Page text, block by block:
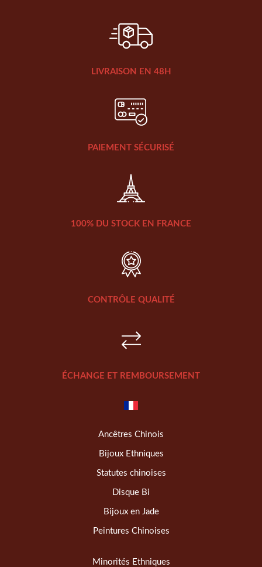
LIVRAISON EN 48H
PAIEMENT SÉCURISÉ
100% DU STOCK EN FRANCE
CONTRÔLE QUALITÉ
ÉCHANGE ET REMBOURSEMENT
Ancêtres Chinois
Bijoux Ethniques
Statutes chinoises
Disque Bi
Bijoux en Jade
Peintures Chinoises
Minorités Ethniques